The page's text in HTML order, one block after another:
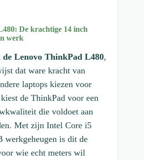
De krachtige 14 inch
werk
Lenovo ThinkPad L480,
dat ware kracht van
laptops kiezen voor
de ThinkPad voor een
die voldoet aan
Met zijn Intel Core i5
werkgeheugen is dit de
wie echt meters wil